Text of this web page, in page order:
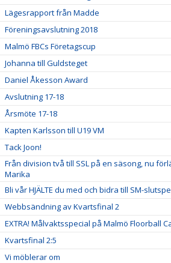
Lägesrapport från Madde
Föreningsavslutning 2018
Malmö FBCs Företagscup
Johanna till Guldsteget
Daniel Åkesson Award
Avslutning 17-18
Årsmöte 17-18
Kapten Karlsson till U19 VM
Tack Joon!
Från division två till SSL på en säsong, nu
Marika
Bli vår HJÄLTE du med och bidra till SM-
Webbsändning av Kvartsfinal 2
EXTRA! Målvaktsspecial på Malmö Floorball
Kvartsfinal 2:5
Vi möblerar om